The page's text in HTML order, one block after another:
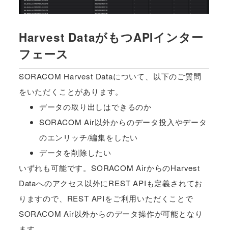
Harvest DataがもつAPIインター
フェース
SORACOM Harvest Dataについて、以下のご質問
をいただくことがあります。
データの取り出しはできるのか
SORACOM Air以外からのデータ投入やデータ
のエンリッチ/編集をしたい
データを削除したい
いずれも可能です。SORACOM AirからのHarvest
Dataへのアクセス以外にREST APIも定義されてお
りますので、REST APIをご利用いただくことで
SORACOM Air以外からのデータ操作が可能となり